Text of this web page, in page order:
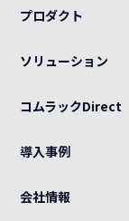
プロダクト
キャビネット、部材
分電盤
特注品
ソリューション
キッティング
熱対策
コムラックDirect
カート
ご利用ガイド
導入事例
会社情報